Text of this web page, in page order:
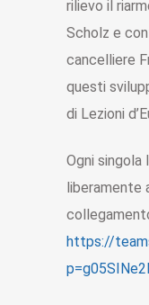
rilievo il
Scholz e
cancelliere
questi
di Lezioni
Ogni singola
liberamente
https://